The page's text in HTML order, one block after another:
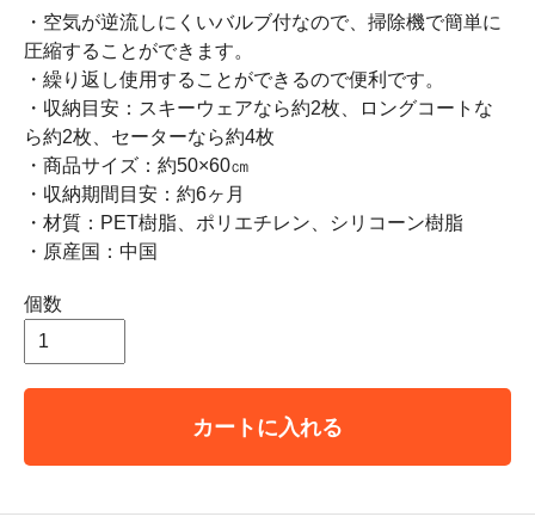
・空気が逆流しにくいバルブ付なので、掃除機で簡単に
圧縮することができます。
・繰り返し使用することができるので便利です。
・収納目安：スキーウェアなら約2枚、ロングコートな
ら約2枚、セーターなら約4枚
・商品サイズ：約50×60㎝
・収納期間目安：約6ヶ月
・材質：PET樹脂、ポリエチレン、シリコーン樹脂
・原産国：中国
個数
カートに入れる